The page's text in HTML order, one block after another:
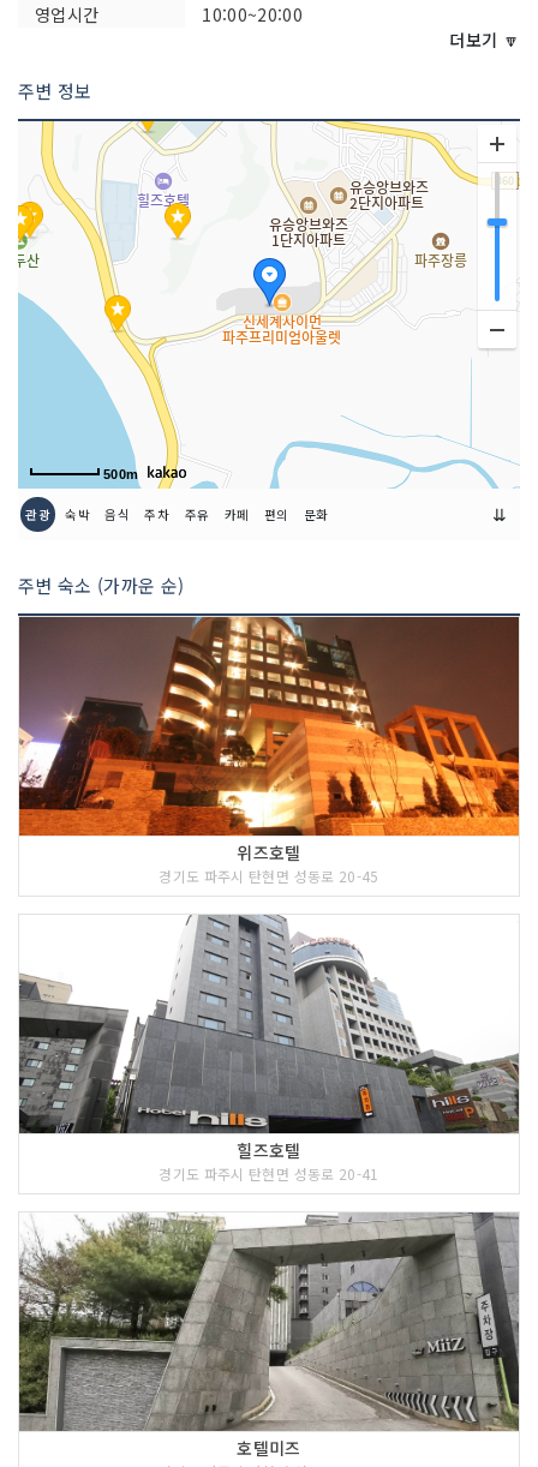
영업시간 10:00~20:00
화장실 설명 있음
판매 품목 의류 , 신발류 , 가방류
매장안내 환급서비스 제공방식 : 사후
더보기 🔽
주변 정보
500m
관광 숙박 음식 주차 주유 카페 편의 문화 ⇊
주변 숙소 (가까운 순)
위즈호텔
경기도 파주시 탄현면 성동로 20-45
힐즈호텔
경기도 파주시 탄현면 성동로 20-41
호텔미즈